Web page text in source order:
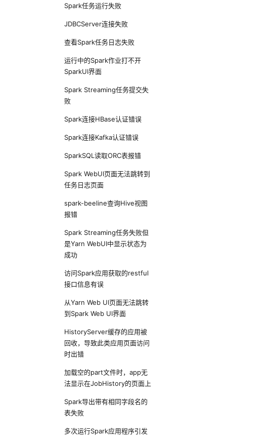
Spark任务运行失败
JDBCServer连接失败
查看Spark任务日志失败
运行中的Spark作业打不开
SparkUI界面
Spark Streaming任务提交失
败
Spark连接HBase认证错误
Spark连接Kafka认证错误
SparkSQL读取ORC表报错
Spark WebUI页面无法跳转到
任务日志页面
spark-beeline查询Hive视图
报错
Spark Streaming任务失败但
是Yarn WebUI中显示状态为
成功
访问Spark应用获取的restful
接口信息有误
从Yarn Web UI页面无法跳转
到Spark Web UI界面
HistoryServer缓存的应用被
回收，导致此类应用页面访问
时出错
加载空的part文件时，app无
法显示在JobHistory的页面上
Spark导出带有相同字段名的
表失败
多次运行Spark应用程序引发